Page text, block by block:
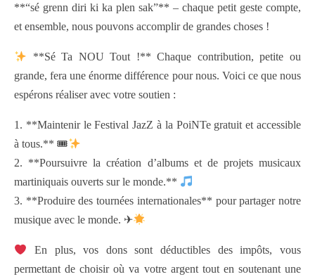
**“sé grenn diri ki ka plen sak”** – chaque petit geste compte,
et ensemble, nous pouvons accomplir de grandes choses !
**Sé Ta NOU Tout !** Chaque contribution, petite ou
grande, fera une énorme différence pour nous. Voici ce que nous
espérons réaliser avec votre soutien :
1. **Maintenir le Festival JazZ à la PoiNTe gratuit et accessible
à tous.** 🎟
2. **Poursuivre la création d’albums et de projets musicaux
martiniquais ouverts sur le monde.**
3. **Produire des tournées internationales** pour partager notre
musique avec le monde. ✈
En plus, vos dons sont déductibles des impôts, vous
permettant de choisir où va votre argent tout en soutenant une